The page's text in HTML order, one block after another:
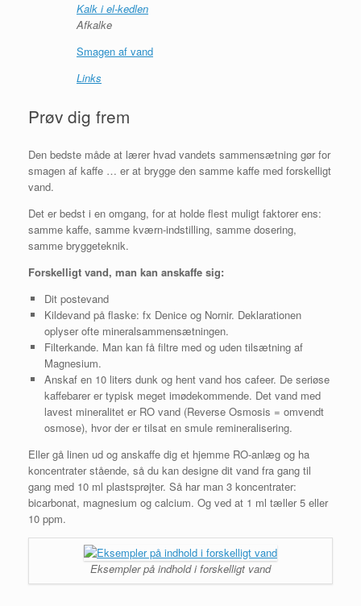
Kalk i el-kedlen
Afkalke
Smagen af vand
Links
Prøv dig frem
Den bedste måde at lærer hvad vandets sammensætning gør for
smagen af kaffe … er at brygge den samme kaffe med forskelligt
vand.
Det er bedst i en omgang, for at holde flest muligt faktorer ens:
samme kaffe, samme kværn-indstilling, samme dosering,
samme bryggeteknik.
Forskelligt vand, man kan anskaffe sig:
Dit postevand
Kildevand på flaske: fx Denice og Nornir. Deklarationen
oplyser ofte mineralsammensætningen.
Filterkande. Man kan få filtre med og uden tilsætning af
Magnesium.
Anskaf en 10 liters dunk og hent vand hos cafeer. De seriøse
kaffebarer er typisk meget imødekommende. Det vand med
lavest mineralitet er RO vand (Reverse Osmosis = omvendt
osmose), hvor der er tilsat en smule remineralisering.
Eller gå linen ud og anskaffe dig et hjemme RO-anlæg og ha
koncentrater stående, så du kan designe dit vand fra gang til
gang med 10 ml plastsprøjter. Så har man 3 koncentrater:
bicarbonat, magnesium og calcium. Og ved at 1 ml tæller 5 eller
10 ppm.
Eksempler på indhold i forskelligt vand